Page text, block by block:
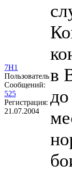
7Н1
Пользователь
Сообщений:
525
Регистрация:
21.07.2004
в